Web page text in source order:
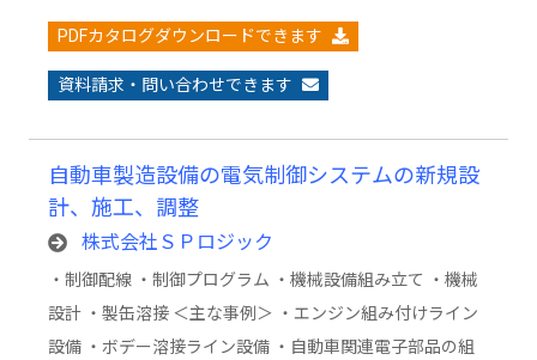
PDFカタログダウンロードできます
資料請求・問い合わせできます
自動車製造設備の電気制御システムの新規設
計、施工、調整
株式会社ＳＰロジック
・制御配線 ・制御プログラム ・機械設備組み立て ・機械
設計 ・製缶溶接 ＜主な事例＞ ・エンジン組み付けライン
設備 ・ボデー溶接ライン設備 ・自動車関連電子部品の組